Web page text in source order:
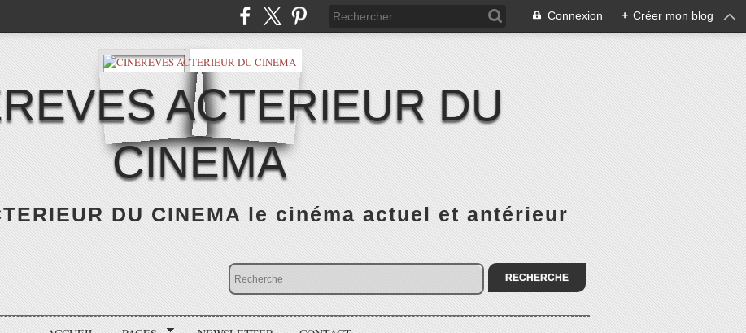
Connexion + Créer mon blog
ACTERIEUR DU
CINEMA
DU CINEMA le cinéma actuel et antérieur